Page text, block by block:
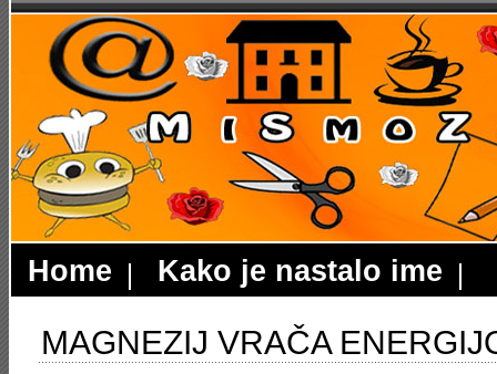
Home Kako je nastalo ime
MAGNEZIJ VRAČA